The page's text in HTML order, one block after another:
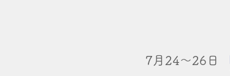
7月24～26日